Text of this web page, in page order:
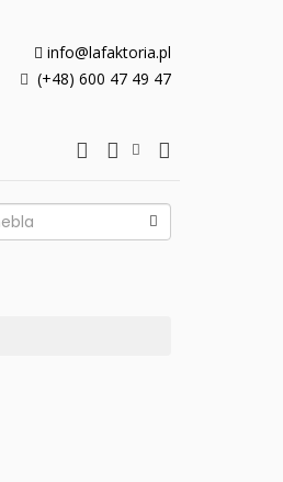
info@lafaktoria.pl
(+48) 600 47 49 47